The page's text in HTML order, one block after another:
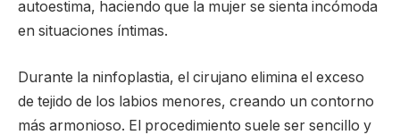
autoestima, haciendo que la mujer se sienta incómoda
en situaciones íntimas.
Durante la ninfoplastia, el cirujano elimina el exceso
de tejido de los labios menores, creando un contorno
más armonioso. El procedimiento suele ser sencillo y